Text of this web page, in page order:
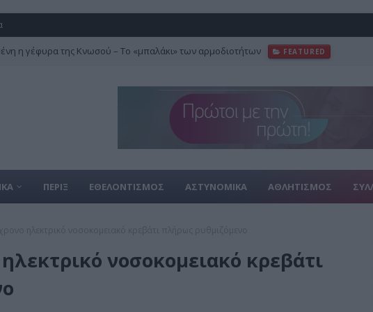
η γέφυρα της Κνωσού – Το «μπαλάκι» των αρμοδιοτήτων FEATURED
ΠΕΡΙΞ ΕΘΕΛΟΝΤΙΣΜΟΣ ΑΣΤΥΝΟΜΙΚΑ ΑΘΛΗΤΙΣΜΟΣ
νοσοκομειακό κρεβάτι